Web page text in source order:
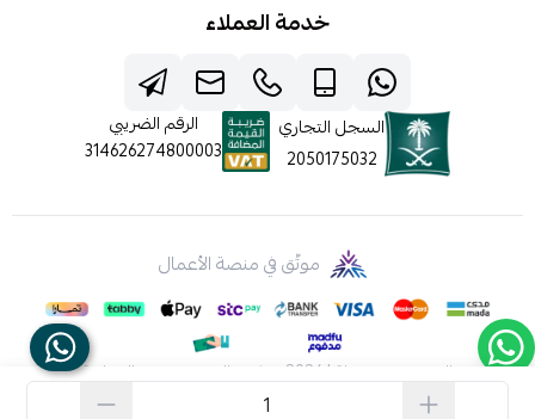
خدمة العملاء
السجل التجاري
2050175032
الرقم الضريبي
314626274800003
موثّق في منصة الأعمال
الحقوق محفوظة | 2026 شركه عالم جيفينشي التجارية